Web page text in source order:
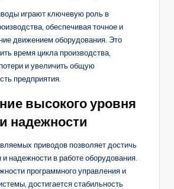
играют ключевую роль в
обеспечивая точное и
движением оборудования. Это
время цикла производства,
и увеличить общую
предприятия.
высокого уровня
надежности
приводов позволяет достичь
и надежности в работе оборудования.
программного управления и
достигается стабильность